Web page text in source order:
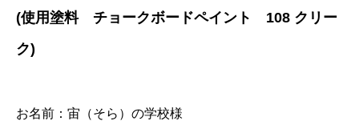
(使用塗料 チョークボードペイント 108 クリー
ク)
お名前：宙（そら）の学校様